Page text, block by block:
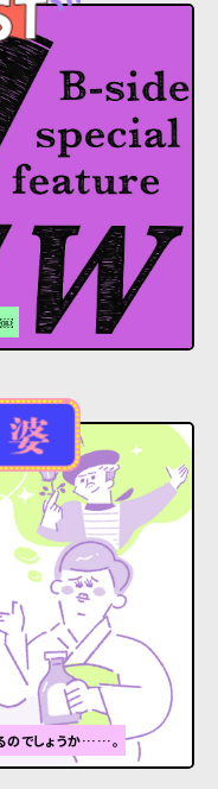
￼
のでしょうか……。